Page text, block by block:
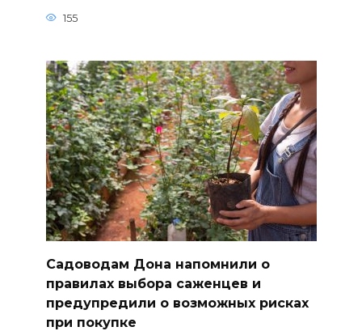
155
Садоводам Дона напомнили о
правилах выбора саженцев и
предупредили о возможных рисках
при покупке